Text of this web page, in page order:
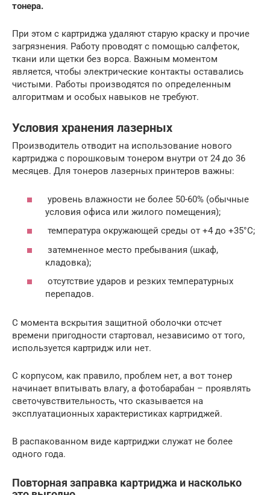
тонера.
При этом с картриджа удаляют старую краску и прочие
загрязнения. Работу проводят с помощью салфеток,
ткани или щетки без ворса. Важным моментом
является, чтобы электрические контакты оставались
чистыми. Работы производятся по определенным
алгоритмам и особых навыков не требуют.
Условия хранения лазерных
Производитель отводит на использование нового
картриджа с порошковым тонером внутри от 24 до 36
месяцев. Для тонеров лазерных принтеров важны:
уровень влажности не более 50-60% (обычные
условия офиса или жилого помещения);
температура окружающей среды от +4 до +35°C;
затемненное место пребывания (шкаф,
кладовка);
отсутствие ударов и резких температурных
перепадов.
С момента вскрытия защитной оболочки отсчет
времени пригодности стартовал, независимо от того,
используется картридж или нет.
С корпусом, как правило, проблем нет, а вот тонер
начинает впитывать влагу, а фотобарабан – проявлять
светочувствительность, что сказывается на
эксплуатационных характеристиках картриджей.
В распакованном виде картриджи служат не более
одного года.
Повторная заправка картриджа и насколько